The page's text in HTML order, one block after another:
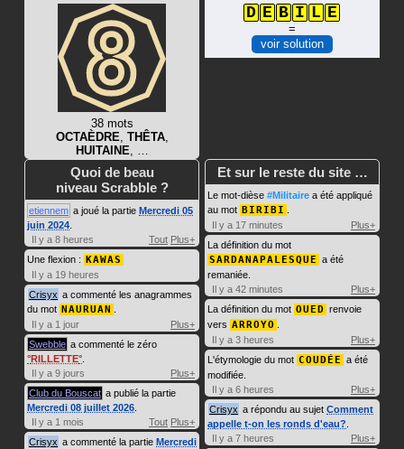
38 mots
OCTAÈDRE THÊTA,
HUITAINE
D E B I L E
=
voir solution
Quoi de beau
niveau Scrabble ?
etiennem a joué la partie Mercredi 05
juin 2024
Il y a 8 heures
Tout Plus+
Une flexion : KAWAS
Il y a 19 heures
Crisyx a commenté les anagrammes
du mot NAURUAN
Il y a 1 jour
Plus+
Swebble a commenté le zéro
RILLETTE
Il y a 9 jours
Plus+
Club du Bouscat a publié la partie
Mercredi 08 juillet 2026
Il y a 1 mois
Tout Plus+
Crisyx a commenté la partie Mercredi
Et sur le reste du site …
Le mot-dièse #Militaire a été appliqué
au mot BIRIBI
Il y a 17 minutes
Plus+
La définition du mot
SARDANAPALESQUE a été
remaniée.
Il y a 42 minutes
Plus+
La définition du mot OUED renvoie
vers ARROYO
Il y a 3 heures
Plus+
L'étymologie du mot COUDÉE a été
modifiée.
Il y a 6 heures
Plus+
Crisyx a répondu au sujet Comment
appelle t-on les ronds d'eau?
Il y a 7 heures
Plus+